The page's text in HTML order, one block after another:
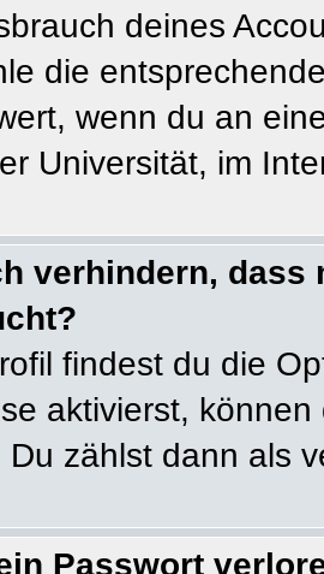
deines
die
wenn du an
Universität, im
verhindern, dass
findest du die
aktivierst,
zählst dann als
Passwort